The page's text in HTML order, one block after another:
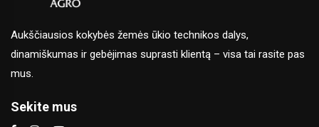
Aukščiausios kokybės žemės ūkio technikos dalys,
dinamiškumas ir gebėjimas suprasti klientą – visa tai rasite pas
mus.
Sekite mus